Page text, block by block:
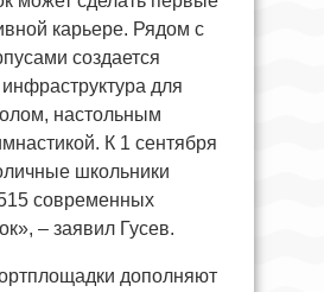
карьере. Рядом с
создается
для
настольным
К 1 сентября
школьники
современных
– заявил Гусев.
дополняют